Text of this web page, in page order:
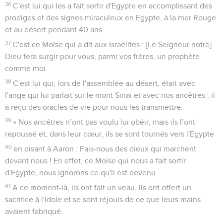
36 C'est lui qui les a fait sortir d'Egypte en accomplissant des
prodiges et des signes miraculeux en Egypte, à la mer Rouge
et au désert pendant 40 ans.
37 C'est ce Moïse qui a dit aux Israélites : [Le Seigneur notre]
Dieu fera surgir pour vous, parmi vos frères, un prophète
comme moi.
38 C'est lui qui, lors de l'assemblée au désert, était avec
l'ange qui lui parlait sur le mont Sinaï et avec nos ancêtres ; il
a reçu des oracles de vie pour nous les transmettre.
39 » Nos ancêtres n’ont pas voulu lui obéir, mais ils l’ont
repoussé et, dans leur cœur, ils se sont tournés vers l'Egypte
40 en disant à Aaron : Fais-nous des dieux qui marchent
devant nous ! En effet, ce Moïse qui nous a fait sortir
d'Egypte, nous ignorons ce qu'il est devenu.
41 A ce moment-là, ils ont fait un veau, ils ont offert un
sacrifice à l'idole et se sont réjouis de ce que leurs mains
avaient fabriqué.